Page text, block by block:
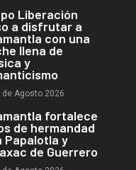
Liberación
a disfrutar a
con una
llena de
y
Agosto 2026
fortalece
de hermandad
Papalotla y
de Guerrero